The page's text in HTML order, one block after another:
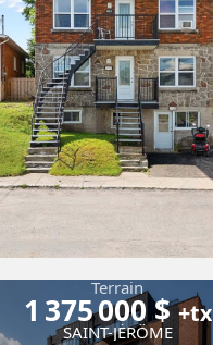
Terrain
1 375 000 $+tx
SAINT-JÉRÔME